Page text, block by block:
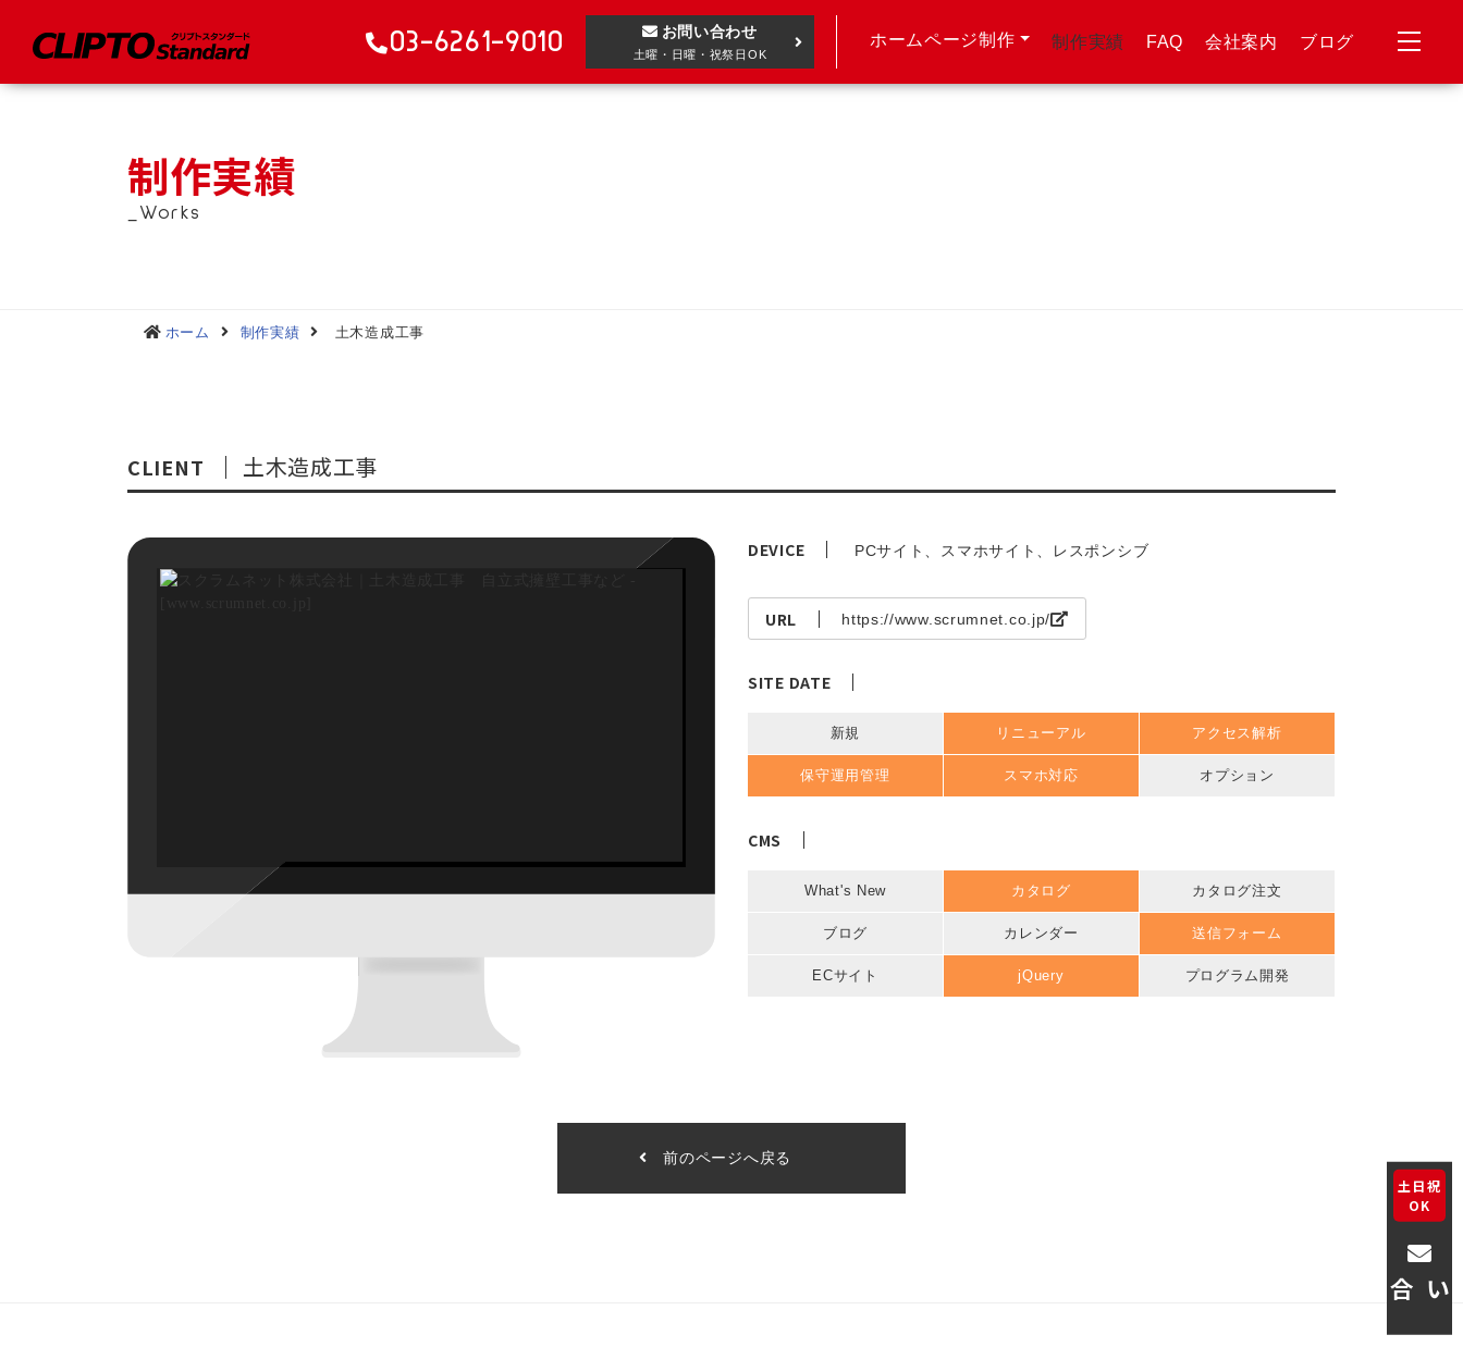
03-6261-9010 お問い合わせ
土曜・日曜・祝祭日OK
ホームページ制作 制作実績 FAQ 会社案内 ブログ
制作実績
_Works
ホーム 制作実績 土木造成工事
CLIENT 土木造成工事
DEVICE PCサイト、スマホサイト、レスポンシブ
URL https://www.scrumnet.co.jp/
SITE DATE
新規 リニューアル アクセス解析
保守運用管理 スマホ対応 オプション
CMS
What's New カタログ カタログ注文
ブログ カレンダー 送信フォーム
ECサイト jQuery プログラム開発
前のページへ戻る
土日祝
OK